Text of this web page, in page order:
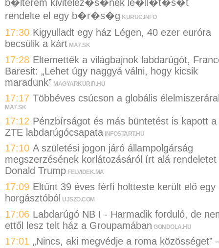
b�lterem kivitelez�s�nek le�ll�t�s�t
rendelte el egy b�r�s�g KURUC.INFO
17:30 Kigyulladt egy ház Légen, 40 ezer euróra
becsülik a kárt MA7.SK
17:28 Eltemették a világbajnok labdarúgót,
Baresit: „Lehet úgy naggyá válni, hogy kicsik
maradunk” MAGYARKURIR.HU
17:17 Többéves csúcson a globális
MA7.SK
17:12 Pénzbírságot és más büntetést is kapott a
ZTE labdarúgócsapata INFOSTART.HU
17:10 A születési jogon járó állampolgárság
megszerzésének korlátozásáról írt alá rendeletet
Donald Trump FELVIDEK.MA
17:09 Eltűnt 39 éves férfi holtteste került elő egy
horgásztóból UJSZO.COM
17:06 Labdarúgó NB I - Harmadik forduló, de
ettől lesz telt ház a Groupamában GONDOLA.HU
17:01 „Nincs, aki megvédje a roma közösséget”